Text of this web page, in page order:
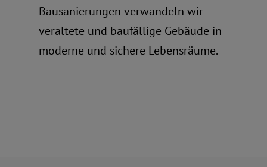
Bausanierungen verwandeln wir
veraltete und baufällige Gebäude in
moderne und sichere Lebensräume.